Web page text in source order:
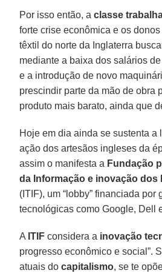
Por isso então, aclasse
forte crise econômica e os
têxtil do norte da Inglaterra
mediante a baixa dos salários
e a introdução de novo
prescindir parte da mão de obra
produto mais barato, ainda que
Hoje em dia ainda se sustenta a
ação dos artesãos ingleses da
assim o manifesta a Fundação
da Informação e inovação dos
(ITIF), um “lobby” financiada
tecnológicas como Google, Dell
A ITIF considera a inovação
progresso econômico e social”.
atuais docapitalismo, se te